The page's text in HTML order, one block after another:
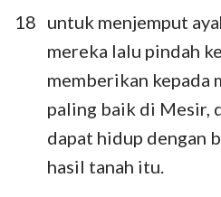
1 2 3 4
8
18 untuk menjemput
mereka lalu pindah
memberikan kepada
paling baik di Mesir,
dapat hidup dengan
hasil tanah itu.